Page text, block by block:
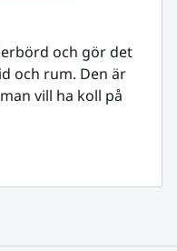
och gör det
och rum. Den är
vill ha koll på